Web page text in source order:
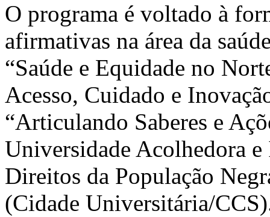
O programa é voltado à
afirmativas na área da
“Saúde e Equidade no
Acesso, Cuidado e
“Articulando Saberes e
Universidade Acolhedora
Direitos da População
(Cidade Universitária/